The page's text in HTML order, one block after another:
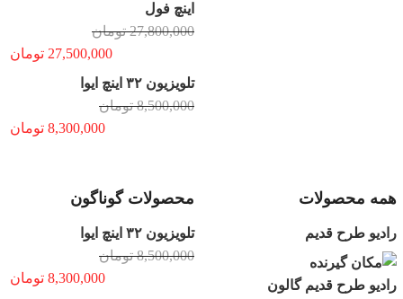
اینچ فول
27,800,000 تومان
27,500,000 تومان
تلویزیون ۳۲ اینچ ایوا
8,500,000 تومان
8,300,000 تومان
همه محصولات
رادیو طرح قدیم
رادیو طرح قدیم گالون
محصولات گوناگون
تلویزیون ۳۲ اینچ ایوا
8,500,000 تومان
8,300,000 تومان